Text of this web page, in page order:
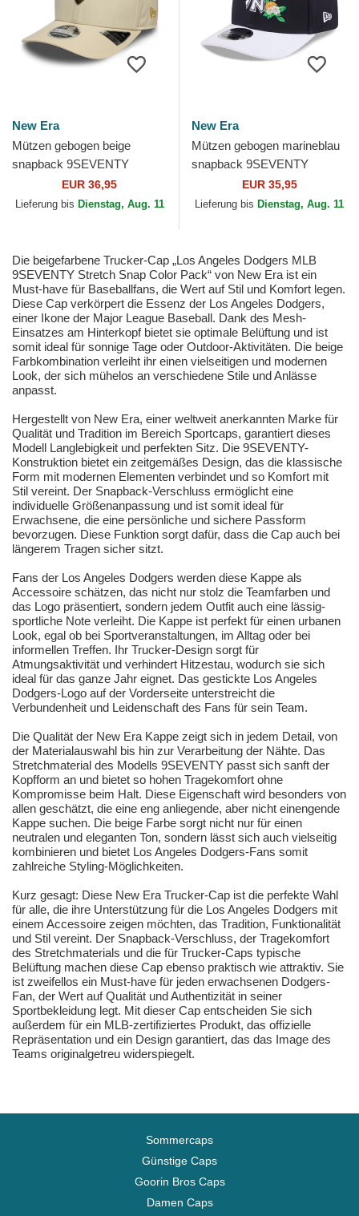
New Era
Mützen gebogen beige
snapback 9SEVENTY
Stretch Snap Seasonal der
Ducati Motor MotoGP von
EUR 36,95
Lieferung bis Dienstag, Aug. 11
New Era
Mützen gebogen marineblau
snapback 9SEVENTY
Stretch Snap Flower der New
York Yankees MLB von New
EUR 35,95
Lieferung bis Dienstag, Aug. 11
Die beigefarbene Trucker-Cap „Los Angeles Dodgers MLB
9SEVENTY Stretch Snap Color Pack“ von New Era ist ein
Must-have für Baseballfans, die Wert auf Stil und Komfort legen.
Diese Cap verkörpert die Essenz der Los Angeles Dodgers,
einer Ikone der Major League Baseball. Dank des Mesh-
Einsatzes am Hinterkopf bietet sie optimale Belüftung und ist
somit ideal für sonnige Tage oder Outdoor-Aktivitäten. Die beige
Farbkombination verleiht ihr einen vielseitigen und modernen
Look, der sich mühelos an verschiedene Stile und Anlässe
anpasst.
Hergestellt von New Era, einer weltweit anerkannten Marke für
Qualität und Tradition im Bereich Sportcaps, garantiert dieses
Modell Langlebigkeit und perfekten Sitz. Die 9SEVENTY-
Konstruktion bietet ein zeitgemäßes Design, das die klassische
Form mit modernen Elementen verbindet und so Komfort mit
Stil vereint. Der Snapback-Verschluss ermöglicht eine
individuelle Größenanpassung und ist somit ideal für
Erwachsene, die eine persönliche und sichere Passform
bevorzugen. Diese Funktion sorgt dafür, dass die Cap auch bei
längerem Tragen sicher sitzt.
Fans der Los Angeles Dodgers werden diese Kappe als
Accessoire schätzen, das nicht nur stolz die Teamfarben und
das Logo präsentiert, sondern jedem Outfit auch eine lässig-
sportliche Note verleiht. Die Kappe ist perfekt für einen urbanen
Look, egal ob bei Sportveranstaltungen, im Alltag oder bei
informellen Treffen. Ihr Trucker-Design sorgt für
Atmungsaktivität und verhindert Hitzestau, wodurch sie sich
ideal für das ganze Jahr eignet. Das gestickte Los Angeles
Dodgers-Logo auf der Vorderseite unterstreicht die
Verbundenheit und Leidenschaft des Fans für sein Team.
Die Qualität der New Era Kappe zeigt sich in jedem Detail, von
der Materialauswahl bis hin zur Verarbeitung der Nähte. Das
Stretchmaterial des Modells 9SEVENTY passt sich sanft der
Kopfform an und bietet so hohen Tragekomfort ohne
Kompromisse beim Halt. Diese Eigenschaft wird besonders von
allen geschätzt, die eine eng anliegende, aber nicht einengende
Kappe suchen. Die beige Farbe sorgt nicht nur für einen
neutralen und eleganten Ton, sondern lässt sich auch vielseitig
kombinieren und bietet Los Angeles Dodgers-Fans somit
zahlreiche Styling-Möglichkeiten.
Kurz gesagt: Diese New Era Trucker-Cap ist die perfekte Wahl
für alle, die ihre Unterstützung für die Los Angeles Dodgers mit
einem Accessoire zeigen möchten, das Tradition, Funktionalität
und Stil vereint. Der Snapback-Verschluss, der Tragekomfort
des Stretchmaterials und die für Trucker-Caps typische
Belüftung machen diese Cap ebenso praktisch wie attraktiv. Sie
ist zweifellos ein Must-have für jeden erwachsenen Dodgers-
Fan, der Wert auf Qualität und Authentizität in seiner
Sportbekleidung legt. Mit dieser Cap entscheiden Sie sich
außerdem für ein MLB-zertifiziertes Produkt, das offizielle
Repräsentation und ein Design garantiert, das das Image des
Teams originalgetreu widerspiegelt.
Sommercaps
Günstige Caps
Goorin Bros Caps
Damen Caps